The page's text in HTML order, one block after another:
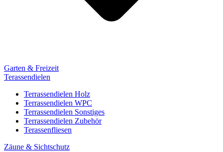
Garten & Freizeit
Terassendielen
Terrassendielen Holz
Terrassendielen WPC
Terrassendielen Sonstiges
Terrassendielen Zubehör
Terassenfliesen
Zäune & Sichtschutz